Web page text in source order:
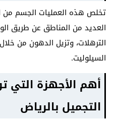
تخلص هذه العمليات الجسم من
العديد من المناطق عن طريق
الترهلات، وتزيل الدهون من خلال
السيلوليت.
أهم الأجهزة التي
التجميل بالرياض